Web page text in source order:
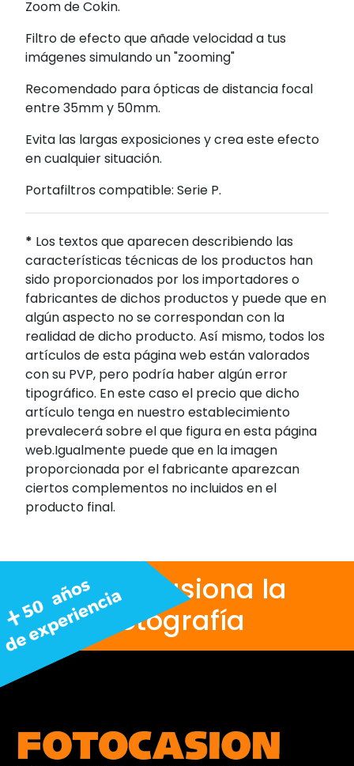
Zoom de Cokin.
Filtro de efecto que añade velocidad a tus
imágenes simulando un "zooming"
Recomendado para ópticas de distancia focal
entre 35mm y 50mm.
Evita las largas exposiciones y crea este efecto
en cualquier situación.
Portafiltros compatible: Serie P.
* Los textos que aparecen describiendo las
características técnicas de los productos han
sido proporcionados por los importadores o
fabricantes de dichos productos y puede que en
algún aspecto no se correspondan con la
realidad de dicho producto. Así mismo, todos los
artículos de esta página web están valorados
con su PVP, pero podría haber algún error
tipográfico. En este caso el precio que dicho
artículo tenga en nuestro establecimiento
prevalecerá sobre el que figura en esta página
web.Igualmente puede que en la imagen
proporcionada por el fabricante aparezcan
ciertos complementos no incluidos en el
producto final.
Nos apasiona la
fotografía